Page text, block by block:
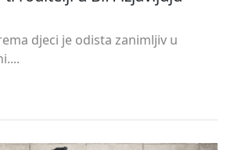
djeci je odista zanimljiv u